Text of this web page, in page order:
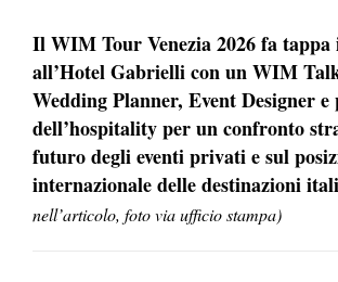
Il WIM Tour Venezia 2026 fa tappa
all’Hotel Gabrielli con un WIM
Wedding Planner, Event Designer e
dell’hospitality per un confronto
futuro degli eventi privati e sul
internazionale delle destinazioni
nell’articolo, foto via ufficio stampa)